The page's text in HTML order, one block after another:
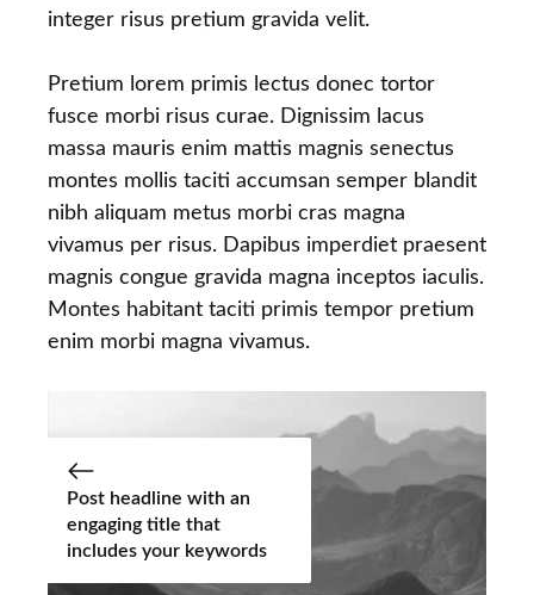
integer risus pretium gravida velit.
Pretium lorem primis lectus donec tortor
fusce morbi risus curae. Dignissim lacus
massa mauris enim mattis magnis senectus
montes mollis taciti accumsan semper blandit
nibh aliquam metus morbi cras magna
vivamus per risus. Dapibus imperdiet praesent
magnis congue gravida magna inceptos iaculis.
Montes habitant taciti primis tempor pretium
enim morbi magna vivamus.
Post headline with an
engaging title that
includes your keywords